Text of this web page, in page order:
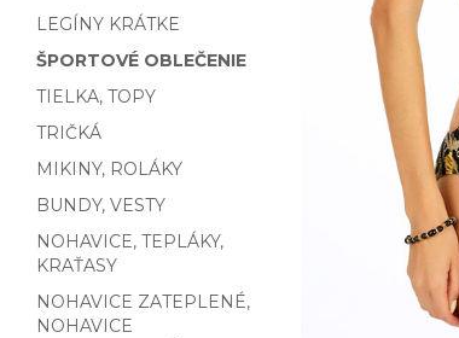
LEGÍNY KRÁTKE
ŠPORTOVÉ OBLEČENIE
TIELKA, TOPY
TRIČKÁ
MIKINY, ROLÁKY
BUNDY, VESTY
NOHAVICE, TEPLÁKY,
KRAŤASY
NOHAVICE ZATEPLENÉ,
NOHAVICE